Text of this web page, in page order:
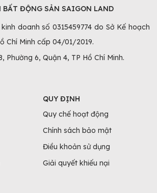
BẤT ĐỘNG SẢN SAIGON LAND
doanh số 0315459774 do Sở Kế hoạch
Chí Minh cấp 04/01/2019.
Phường 6, Quận 4, TP Hồ Chí Minh.
QUY ĐỊNH
Quy chế hoạt động
Chính sách bảo mật
Điều khoản sử dụng
Giải quyết khiếu nại